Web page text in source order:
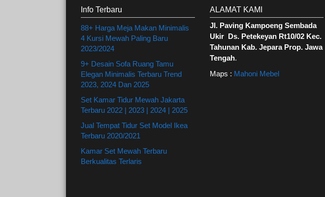
Info Terbaru
88+ Harga Meja Makan Minimalis
4 Kursi Mewah Paling Baru
2023/2024
9+ Desain Sofa Ruang Tamu
Elegan Minimalis Terbaru Trend
2023, 2024 Dan 2025
Set Kamar Tidur Mewah Jakarta
Terbaru 2022 | 2023 | 2024 | 2025
Jual Tempat Tidur Set Model Ikea
Terbaru 2020/2021
Kamar Set Mewah Terbaru
Berkualitas Terlaris
ALAMAT KAMI
Jl. Paving Kampoeng Sembada
Ukir Ds. Petekeyan Rt10/02 Kec.
Tahunan Kab. Jepara Prop. Jawa
Tengah.
Maps : Mahoni Mebel